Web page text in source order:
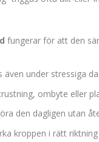
fungerar för att den
även under stressiga
ombyte eller
den dagligen utan
kroppen i rätt riktning